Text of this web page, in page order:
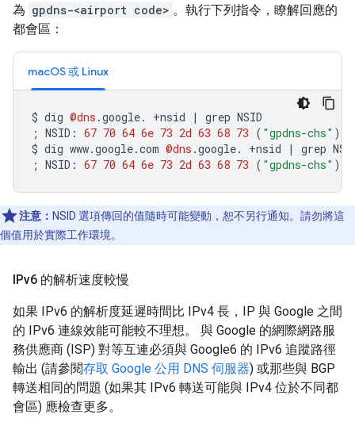
為 gpdns-<airport code> 。執行下列指令，瞭解回應的
都會區：
macOS 或 Linux
$ dig @dns .google. +nsid |
grep NSID
; NSID : 67 70 64 6e 73 2d 63 68 73 ( "gpdns-chs" )
$ dig www.google.com @dns .google. +nsid |
grep
; NSID : 67 70 64 6e 73 2d 63 68 73 ( "gpdns-chs" )
注意： NSID 選項傳回的值隨時可能變動，恕不另行通知。請勿將這
個值用於實際工作環境。
IPv6 的解析速度較慢
如果 IPv6 的解析度延遲時間比 IPv4 長，IP 與 Google 之間
的 IPv6 連線效能可能較不理想。 與 Google 的網際網路服
務供應商 (ISP) 對等互連必須與 Google6 的 IPv6 追蹤路徑
輸出 (請參閱存取 Google 公用 DNS 伺服器) 或那些與 BGP
轉送相同的問題 (如果其 IPv6 轉送可能與 IPv4 位於不同都
會區) 應檢查更多。